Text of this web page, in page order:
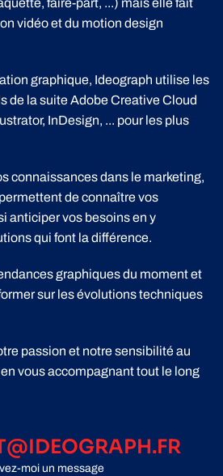
faire-part, ...) mais elle fait
vidéo et du motion design
graphique, Ideograph utilise les
de la suite Adobe Creative Cloud
InDesign, ... pour les plus
connaissances dans le marketing,
de connaître vos
anticiper vos besoins en y
qui font la différence.
graphiques du moment et
sur les évolutions techniques
passion et notre sensibilité au
vous accompagnant tout le long
moi un message